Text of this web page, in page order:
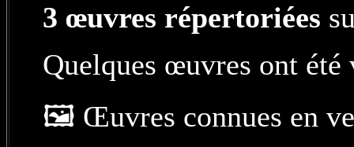
3 œuvres répertoriées
Quelques œuvres ont été
🖼️ Œuvres connues en